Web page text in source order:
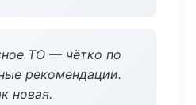
ТО — чётко по
рекомендации.
новая.